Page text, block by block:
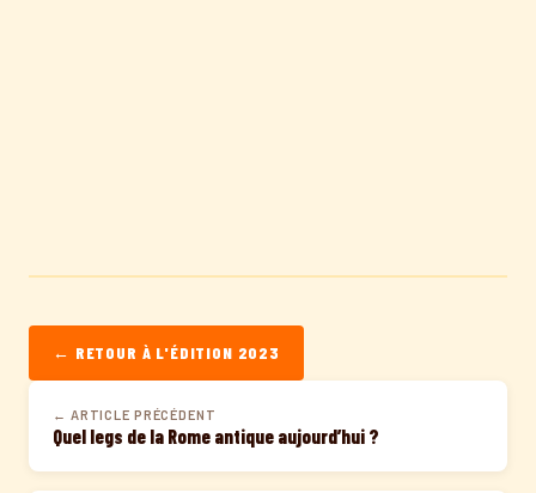
← RETOUR À L'ÉDITION 2023
← ARTICLE PRÉCÉDENT
Quel legs de la Rome antique aujourd’hui ?